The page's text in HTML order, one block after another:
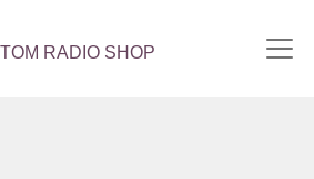
RADIO SHOP